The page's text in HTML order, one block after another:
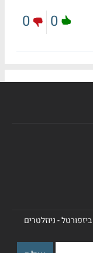
0
0
- ניוזלטרים